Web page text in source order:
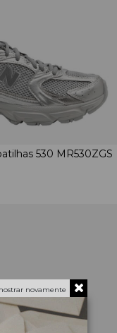
530 MR530ZGS
novamente